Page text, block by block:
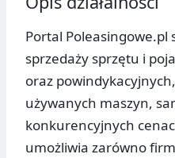
Portal Poleasingowe.pl
sprzedaży sprzętu i
oraz
używanych maszyn,
konkurencyjnych
umożliwia zarówno